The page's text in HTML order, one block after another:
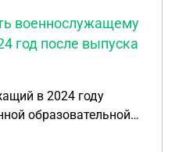
военнослужащему
год после выпуска
в 2024 году
образовательной
в период когда